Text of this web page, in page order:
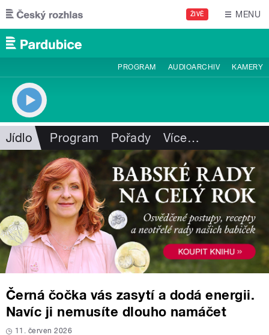
Přejít k hlavnímu obsahu
ŽIVĚ MENU
PROGRAM AUDIOARCHIV KAMERY
Jídlo Program Pořady Více…
Černá čočka vás zasytí a dodá energii.
Navíc ji nemusíte dlouho namáčet
11. červen 2026